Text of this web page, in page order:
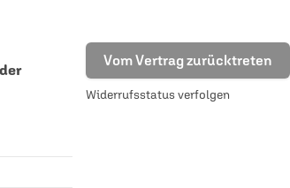
Vom Vertrag zurücktreten
Widerrufsstatus verfolgen